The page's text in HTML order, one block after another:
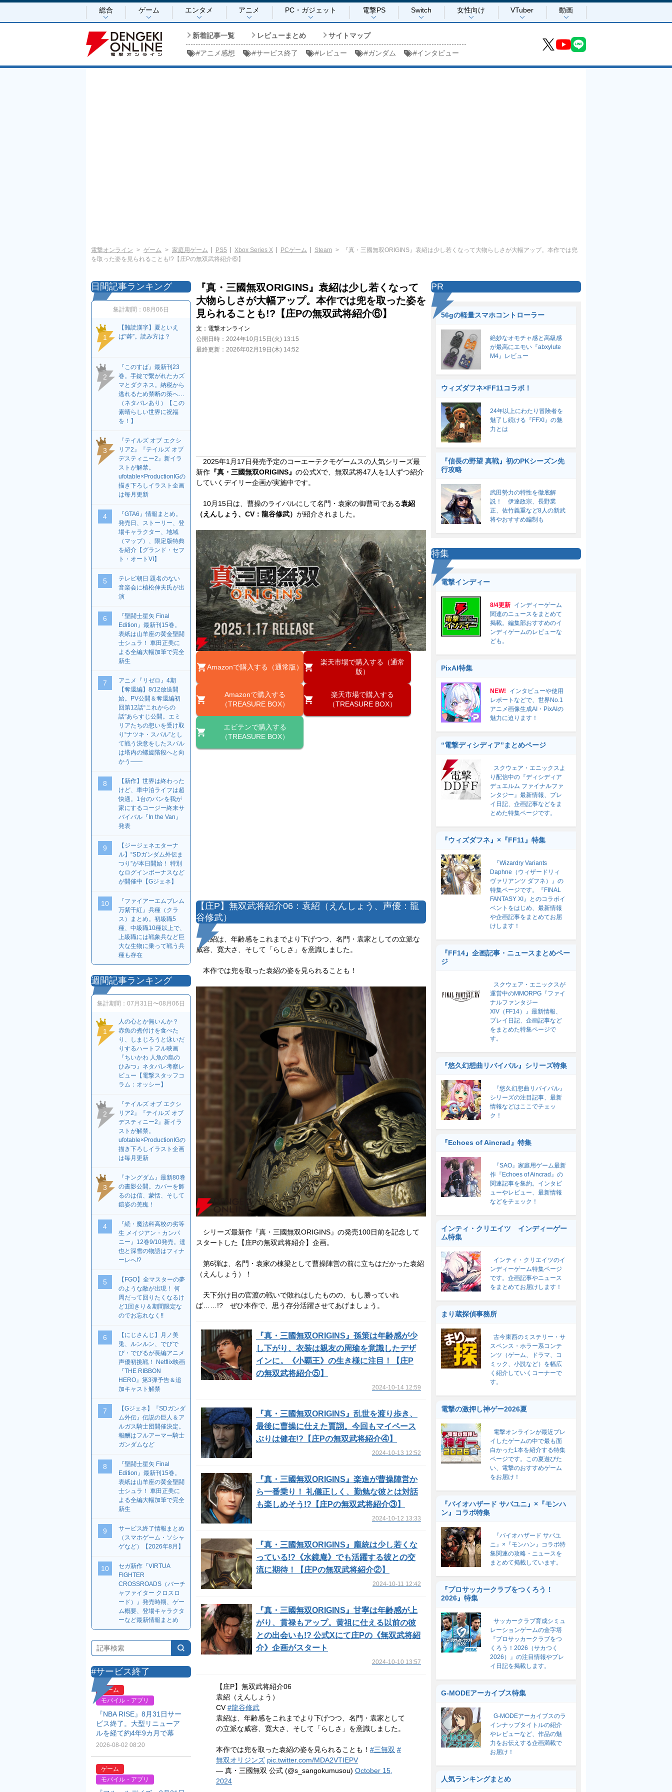
総合 ゲーム エンタメ アニメ PC・ガジェット 電撃PS Switch 女性向け VTuber 動画
新着記事一覧 レビューまとめ サイトマップ
#アニメ感想 #サービス終了 #レビュー #ガンダム #インタビュー
電撃オンライン ゲーム 家庭用ゲーム PS5 Xbox Series X PCゲーム Steam
『真・三國無双ORIGINS』袁紹は少し若くなって大物らしさが大幅アップ。本作では兜
を取った姿を見られることも!?【庄Pの無双武将紹介⑥】
『真・三國無双ORIGINS』袁紹は少し若くなって
大物らしさが大幅アップ。本作では兜を取った姿を
見られることも!?【庄Pの無双武将紹介⑥】
文： 電撃オンライン
公開日時： 2024年10月15日(火) 13:15
最終更新： 2026年02月19日(木) 14:52
2025年1月17日発売予定のコーエーテクモゲームスの人気シリーズ最
新作 『真・三國無双ORIGINS』 の公式Xで、無双武将47人を1人ずつ紹介
していくデイリー企画が実施中です。
10月15日は、曹操のライバルにして名門・袁家の御曹司である袁紹
（えんしょう、CV：龍谷修武） が紹介されました。
Amazonで購入する（通常版）
楽天市場で購入する（通常
版）
Amazonで購入する
（TREASURE BOX）
楽天市場で購入する
（TREASURE BOX）
エビテンで購入する
（TREASURE BOX）
【庄P】無双武将紹介06：袁紹（えんしょう、声優：龍
谷修武）
袁紹は、年齢感をこれまでより下げつつ、名門・袁家としての立派な
威容、寛大さ、そして「らしさ」を意識しました。
本作では兜を取った袁紹の姿を見られることも！
シリーズ最新作『真・三國無双ORIGINS』の発売100日前を記念して
スタートした【庄Pの無双武将紹介】企画。
第6弾は、名門・袁家の棟梁として曹操陣営の前に立ちはだかった袁紹
（えんしょう）！
天下分け目の官渡の戦いで敗れはしたものの、もし勝っていれ
ば……!? ぜひ本作で、思う存分活躍させてあげましょう。
『真・三國無双ORIGINS』孫策は年齢感が少
し下がり、衣装は親友の周瑜を意識したデザ
インに。《小覇王》の生き様に注目！【庄P
の無双武将紹介⑤】
2024-10-14 12:59
『真・三國無双ORIGINS』乱世を渡り歩き、
最後に曹操に仕えた賈詡。今回もマイペース
ぶりは健在!?【庄Pの無双武将紹介④】
2024-10-13 12:52
『真・三國無双ORIGINS』楽進が曹操陣営か
ら一番乗り！ 礼儀正しく、勤勉な彼とは対話
も楽しめそう!?【庄Pの無双武将紹介③】
2024-10-12 13:33
『真・三國無双ORIGINS』龐統は少し若くな
っている!?《水鏡庵》でも活躍する彼との交
流に期待！【庄Pの無双武将紹介②】
2024-10-11 12:42
『真・三國無双ORIGINS』甘寧は年齢感が上
がり、貫禄もアップ。黄祖に仕える以前の彼
との出会いも!? 公式Xにて庄Pの《無双武将紹
介》企画がスタート
2024-10-10 13:57
【庄P】無双武将紹介06
袁紹（えんしょう）
CV#龍谷修武
袁紹は、年齢感をこれまでより下げつつ、名門・袁家として
の立派な威容、寛大さ、そして「らしさ」を意識しました。
本作では兜を取った袁紹の姿を見られることも！ #三無双 #
無双オリジンズ pic.twitter.com/MDA2VTIEPV
— 真・三國無双 公式 (@s_sangokumusou) October 15,
2024
日間記事ランキング
集計期間： 08月06日
1
【難読漢字】夏といえ
ば“蕣”。読み方は？
2
『このすば』最新刊23
巻。手錠で繋がれたカズ
マとダクネス。納税から
逃れるため禁断の策へ…
（ネタバレあり）【この
素晴らしい世界に祝福
を！】
3
『テイルズ オブ エクシ
リア2』『テイルズ オブ
デスティニー2』新イラ
ストが解禁。
ufotable×ProductionIGの
描き下ろしイラスト企画
は毎月更新
4
『GTA6』情報まとめ。
発売日、ストーリー、登
場キャラクター、地域
（マップ）、限定版特典
を紹介【グランド・セフ
ト・オートVI】
5
テレビ朝日 題名のない
音楽会に植松伸夫氏が出
演
6
『聖闘士星矢 Final
Edition』最新刊15巻。
表紙は山羊座の黄金聖闘
士シュラ！ 車田正美に
よる全編大幅加筆で完全
新生
7
アニメ『リゼロ』4期
【奪還編】8/12放送開
始。PV公開＆奪還編初
回第12話“これからの
話”あらすじ公開。エミ
リアたちの想いを受け取
り“ナツキ・スバル”とし
て戦う決意をしたスバル
は塔内の螺旋階段へと向
かう――
8
【新作】世界は終わった
けど、車中泊ライフは超
快適。1台のバンを我が
家にするコージー終末サ
バイバル『In the Van』
発表
9
【ジージェネエターナ
ル】“SDガンダム外伝ま
つり”が本日開始！ 特別
なログインボーナスなど
が開催中【Gジェネ】
10
『ファイアーエムブレム
万紫千紅』兵種（クラ
ス）まとめ。初級職5
種、中級職10種以上で、
上級職には戦象兵など巨
大な生物に乗って戦う兵
種も存在
週間記事ランキング
集計期間： 07月31日〜08月06日
1
人の心とか無いんか？
赤魚の煮付けを食べた
り、しまじろうと泳いだ
りするハートフル映画
『ちいかわ 人魚の島の
ひみつ』ネタバレ考察レ
ビュー【電撃スタッフコ
ラム：オッシー】
2
『テイルズ オブ エクシ
リア2』『テイルズ オブ
デスティニー2』新イラ
ストが解禁。
ufotable×ProductionIGの
描き下ろしイラスト企画
は毎月更新
3
『キングダム』最新80巻
の書影公開。カバーを飾
るのは信、蒙恬、そして
鎧姿の羌瘣！
4
『続・魔法科高校の劣等
生 メイジアン・カンパ
ニー』12巻9/10発売。達
也と深雪の物語はフィナ
ーレへ!?
5
【FGO】全マスターの夢
のような敵が出現！ 何
周だって回りたくなるけ
ど1回きり＆期間限定な
のでお忘れなく!!
6
【にじさんじ】月ノ美
兎、ルンルン、でびで
び・でびるが長編アニメ
声優初挑戦！ Netflix映画
『THE RIBBON
HERO』第3弾予告＆追
加キャスト解禁
7
【Gジェネ】『SDガンダ
ム外伝』伝説の巨人＆ア
ルガス騎士団開催決定。
報酬はフルアーマー騎士
ガンダムなど
8
『聖闘士星矢 Final
Edition』最新刊15巻。
表紙は山羊座の黄金聖闘
士シュラ！ 車田正美に
よる全編大幅加筆で完全
新生
9
サービス終了情報まとめ
（スマホゲーム・ソシャ
ゲなど）【2026年8月】
10
セガ新作『VIRTUA
FIGHTER
CROSSROADS（バーチ
ャファイター クロスロ
ード）』発売時期、ゲー
ム概要、登場キャラクタ
ーなど最新情報まとめ
#サービス終了
ゲーム
モバイル・アプリ
『NBA RISE』8月31日サー
ビス終了。大型リニューア
ルを経て約4年9カ月で幕
2026-08-02 08:20
ゲーム
モバイル・アプリ
PR
56gの軽量スマホコントローラー
絶妙なオモチャ感と高級感
が最高にエモい『abxylute
M4』レビュー
ウィズダフネ×FF11コラボ！
24年以上にわたり冒険者を
魅了し続ける『FFXI』の魅
力とは
『信長の野望 真戦』初のPKシーズン先
行攻略
武田勢力の特性を徹底解
説！ 伊達政宗、長野業
正、佐竹義重など8人の新武
将やおすすめ編制も
特集
電撃インディー
8/4更新 インディーゲーム
関連のニュースをまとめて
掲載。編集部おすすめのイ
ンディゲームのレビューな
ども。
PixAI特集
NEW!
インタビューや使用
レポートなどで、世界No.1
アニメ画像生成AI・PixAIの
魅力に迫ります！
“電撃ディシディア”まとめページ
スクウェア・エニックスよ
り配信中の『ディシディア
デュエルム ファイナルファ
ンタジー』最新情報、プレ
イ日記、企画記事などをま
とめた特集ページです。
『ウィズダフネ』×『FF11』特集
『Wizardry Variants
Daphne（ウィザードリィ
ヴァリアンツ ダフネ）』の
特集ページです。『FINAL
FANTASY XI』とのコラボイ
ベントをはじめ、最新情報
や企画記事をまとめてお届
けします！
『FF14』企画記事・ニュースまとめペー
ジ
スクウェア・エニックスが
運営中のMMORPG『ファイ
ナルファンタジー
XIV（FF14）』最新情報、
プレイ日記、企画記事など
をまとめた特集ページで
す。
『悠久幻想曲リバイバル』シリーズ特集
『悠久幻想曲リバイバル』
シリーズの注目記事、最新
情報などはここでチェッ
ク！
『Echoes of Aincrad』特集
『SAO』家庭用ゲーム最新
作『Echoes of Aincrad』の
関連記事を集約。インタビ
ューやレビュー、最新情報
などをチェック！
インティ・クリエイツ インディーゲー
ム特集
インティ・クリエイツのイ
ンディーゲーム特集ページ
です。企画記事やニュース
をまとめてお届けします！
まり蔵探偵事務所
古今東西のミステリー・サ
スペンス・ホラー系コンテ
ンツ（ゲーム、ドラマ、コ
ミック、小説など）を幅広
く紹介していくコーナーで
す。
電撃の激押し神ゲー2026夏
電撃オンラインが最近プレ
イしたゲームの中で最も面
白かった1本を紹介する特集
ページです。この夏遊びた
い、電撃のおすすめゲーム
をお届け！
『バイオハザード サバユニ』×『モンハ
ン』コラボ特集
『バイオハザード サバユ
ニ』×『モンハン』コラボ特
集関連の攻略・ニュースを
まとめて掲載しています。
『プロサッカークラブをつくろう！
2026』特集
サッカークラブ育成シミュ
レーションゲームの金字塔
『プロサッカークラブをつ
くろう！2026（サカつく
2026）』の注目情報やプレ
イ日記を掲載します。
G-MODEアーカイブス特集
G-MODEアーカイブスのラ
インナップタイトルの紹介
やレビューなど、作品の魅
力をお伝えする企画満載で
お届け！
人気ランキングまとめ